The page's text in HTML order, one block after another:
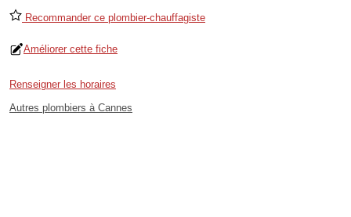
Recommander ce plombier-chauffagiste
Améliorer cette fiche
Renseigner les horaires
Autres plombiers à Cannes